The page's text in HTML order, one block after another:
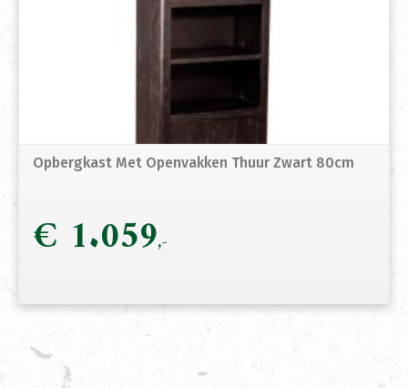
Opbergkast Met Openvakken Thuur Zwart 80cm
€ 1.059